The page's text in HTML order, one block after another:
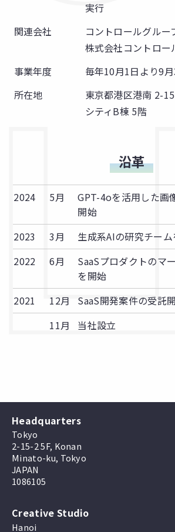
実行
関連会社
コントロールグルー
株式会社コントロー
事業年度
毎年10月1日より9
所在地
東京都港区港南 2-
シティB棟 5階
沿革
2024 5月
GPT-4oを活用した画
開始
2023
3月
生成系AIの研究チー
2022
6月
SaaSプロダクトのマ
を開始
2021
12月
SaaS開発案件の受託
11月
当社設立
Headquarters
Tokyo
2-15-2 5F, Konan
Minato-ku, Tokyo
JAPAN
1086105
Creative Studio
Hanoi